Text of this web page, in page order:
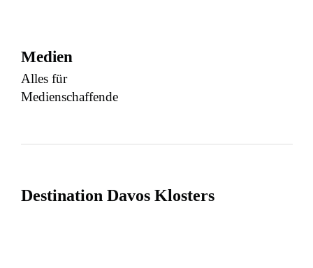
Medien
Alles für
Medienschaffende
Destination Davos Klosters